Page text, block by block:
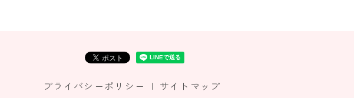
プライバシーポリシー サイトマップ